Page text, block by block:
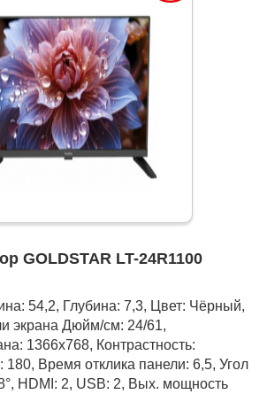
GOLDSTAR LT-24R1100
54,2, Глубина: 7,3, Цвет: Чёрный,
экрана Дюйм/см: 24/61,
1366x768, Контрастность:
180, Время отклика панели: 6,5, Угол
HDMI: 2, USB: 2, Вых. мощность